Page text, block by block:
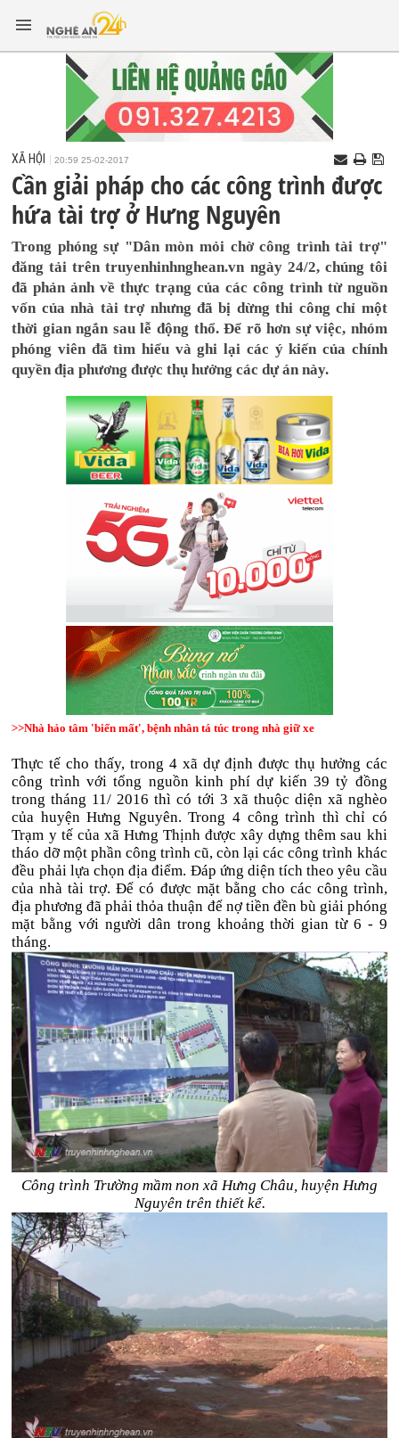
XÃ HỘI 20:59 25-02-2017
Cần giải pháp cho các công trình được
hứa tài trợ ở Hưng Nguyên
Trong phóng sự "Dân mòn mỏi chờ công trình tài trợ"
đăng tải trên truyenhinhnghean.vn ngày 24/2, chúng tôi
đã phản ảnh về thực trạng của các công trình từ nguồn
vốn của nhà tài trợ nhưng đã bị dừng thi công chỉ một
thời gian ngắn sau lễ động thổ. Để rõ hơn sự việc, nhóm
phóng viên đã tìm hiểu và ghi lại các ý kiến của chính
quyền địa phương được thụ hưởng các dự án này.
>>Nhà hảo tâm 'biến mất', bệnh nhân tá túc trong nhà giữ xe
Thực tế cho thấy, trong 4 xã dự định được thụ hưởng các
công trình với tổng nguồn kinh phí dự kiến 39 tỷ đồng
trong tháng 11/ 2016 thì có tới 3 xã thuộc diện xã nghèo
của huyện Hưng Nguyên. Trong 4 công trình thì chỉ có
Trạm y tế của xã Hưng Thịnh được xây dựng thêm sau khi
tháo dỡ một phần công trình cũ, còn lại các công trình khác
đều phải lựa chọn địa điểm. Đáp ứng diện tích theo yêu cầu
của nhà tài trợ. Để có được mặt bằng cho các công trình,
địa phương đã phải thỏa thuận để nợ tiền đền bù giải phóng
mặt bằng với người dân trong khoảng thời gian từ 6 - 9
tháng.
Công trình Trường mầm non xã Hưng Châu, huyện Hưng
Nguyên trên thiết kế.